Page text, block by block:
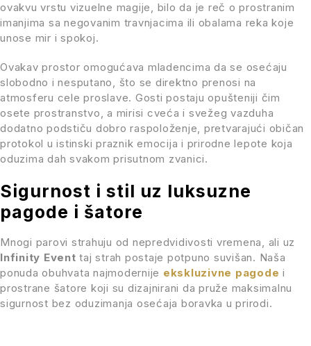
ovakvu vrstu vizuelne magije, bilo da je reč o prostranim
imanjima sa negovanim travnjacima ili obalama reka koje
unose mir i spokoj.
Ovakav prostor omogućava mladencima da se osećaju
slobodno i nesputano, što se direktno prenosi na
atmosferu cele proslave. Gosti postaju opušteniji čim
osete prostranstvo, a mirisi cveća i svežeg vazduha
dodatno podstiču dobro raspoloženje, pretvarajući običan
protokol u istinski praznik emocija i prirodne lepote koja
oduzima dah svakom prisutnom zvanici.
Sigurnost i stil uz luksuzne
pagode i šatore
Mnogi parovi strahuju od nepredvidivosti vremena, ali uz
Infinity Event taj strah postaje potpuno suvišan. Naša
ponuda obuhvata najmodernije ekskluzivne pagode i
prostrane šatore koji su dizajnirani da pruže maksimalnu
sigurnost bez oduzimanja osećaja boravka u prirodi.